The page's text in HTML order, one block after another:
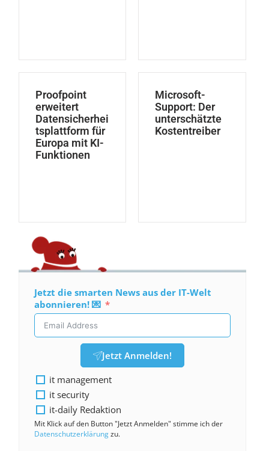
Proofpoint
erweitert
Datensicherhei
tsplattform für
Europa mit KI-
Funktionen
Microsoft-
Support: Der
unterschätzte
Kostentreiber
Jetzt die smarten News aus der IT-Welt
abonnieren! 💌
Jetzt Anmelden!
it management
it security
it-daily Redaktion
Mit Klick auf den Button "Jetzt Anmelden" stimme ich der
Datenschutzerklärungzu.